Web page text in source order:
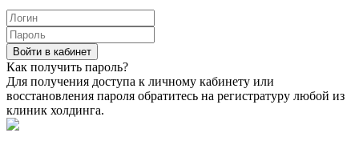
Войти в кабинет
Как получить пароль?
Для получения доступа к личному кабинету или
восстановления пароля обратитесь на регистратуру любой из
клиник холдинга.